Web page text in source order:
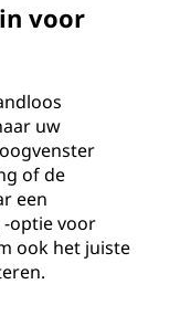
voor
uw
of de
een
-optie voor
ook het juiste